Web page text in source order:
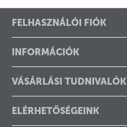
FELHASZNÁLÓI FIÓK
INFORMÁCIÓK
VÁSÁRLÁSI TUDNIVALÓK
ELÉRHETŐSÉGEINK